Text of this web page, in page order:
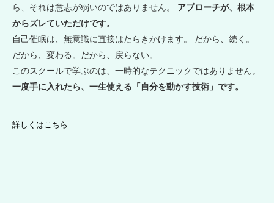
ら、それは意志が弱いのではありません。 アプローチが、根本
からズレていただけです。
自己催眠は、無意識に直接はたらきかけます。 だから、続く。
だから、変わる。だから、戻らない。
このスクールで学ぶのは、一時的なテクニックではありません。
一度手に入れたら、一生使える「自分を動かす技術」です。
詳しくはこちら